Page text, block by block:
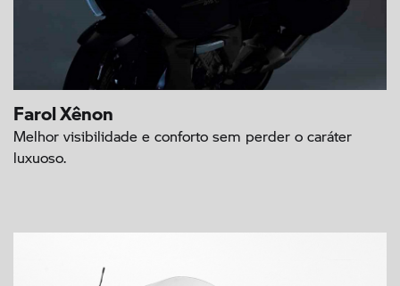
Farol Xênon
Melhor visibilidade e conforto sem perder o caráter
luxuoso.